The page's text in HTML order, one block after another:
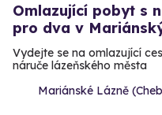
Omlazující pobyt s
pro dva v
Vydejte se na omlazující
náruče lázeňského města
Mariánské Lázně